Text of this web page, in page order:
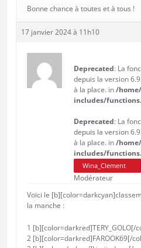
Bonne chance à toutes et à tous !
17 janvier 2024 à 11h10
Deprecated: La
depuis la version
à la place. in/
includes/
Deprecated: La
depuis la version
à la place. in/
includes/
Wina_Clement
Modérateur
Voici le
la manche :
1 [b][color=darkred]TERY_GOLO[/
2 [b][color=darkred]FAROOK69[/